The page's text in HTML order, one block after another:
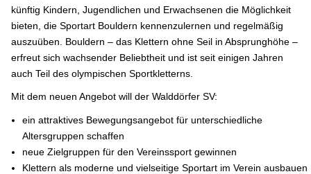
künftig Kindern, Jugendlichen und Erwachsenen die Möglichkeit
bieten, die Sportart Bouldern kennenzulernen und regelmäßig
auszuüben. Bouldern – das Klettern ohne Seil in Absprunghöhe –
erfreut sich wachsender Beliebtheit und ist seit einigen Jahren
auch Teil des olympischen Sportkletterns.
Mit dem neuen Angebot will der Walddörfer SV:
ein attraktives Bewegungsangebot für unterschiedliche
Altersgruppen schaffen
neue Zielgruppen für den Vereinssport gewinnen
Klettern als moderne und vielseitige Sportart im Verein ausbauen